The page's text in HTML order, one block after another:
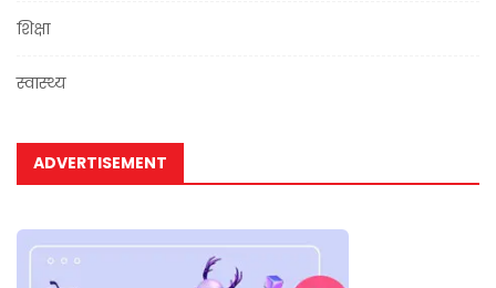
शिक्षा
स्वास्थ्य
ADVERTISEMENT